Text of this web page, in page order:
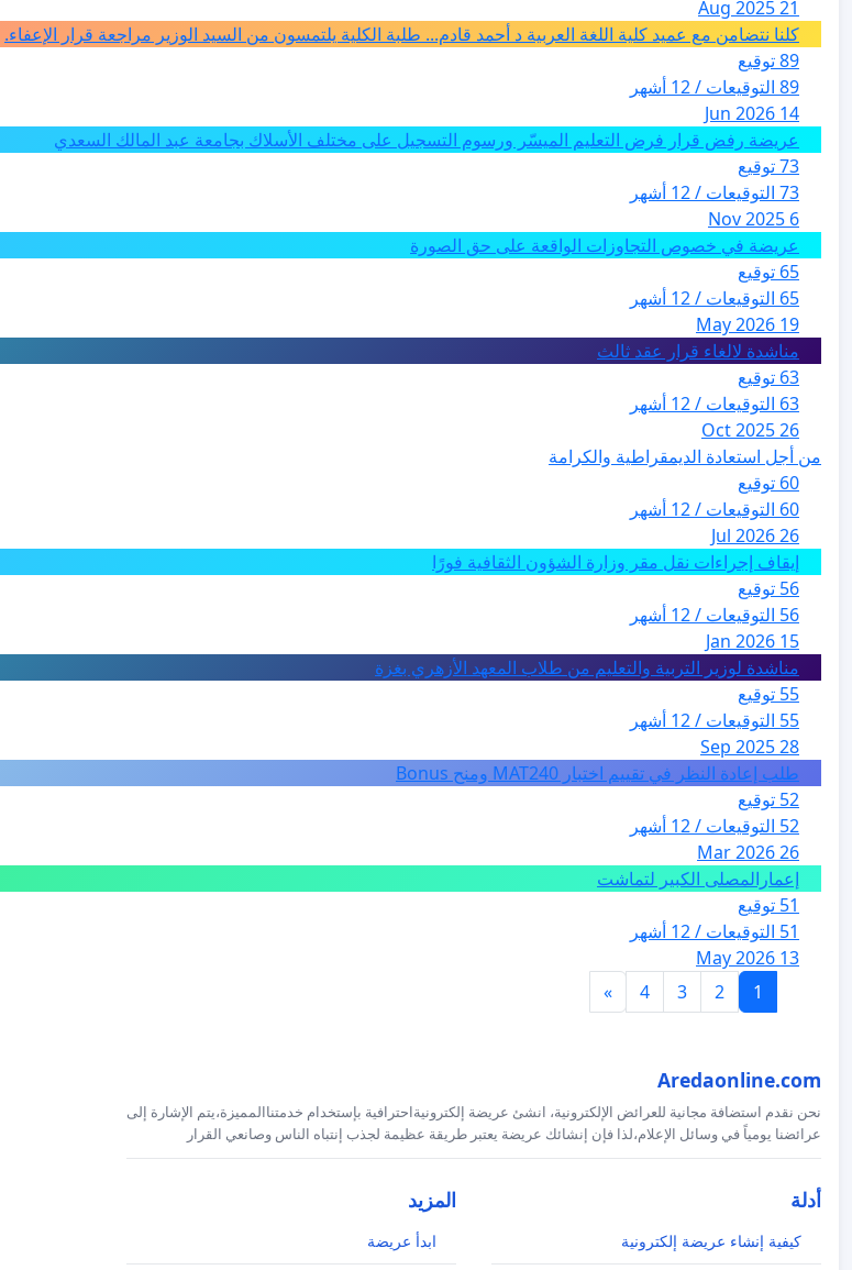
21 Aug 2025
كلنا نتضامن مع عميد كلية اللغة العربية د أحمد قادم... طلبة الكلية يلتمسون من السيد الوزير مراجعة قرار الإعفاء.
89 توقيع
89 التوقيعات / 12 أشهر
14 Jun 2026
عريضة رفض قرار فرض التعليم الميسّر ورسوم التسجيل على مختلف الأسلاك بجامعة عبد المالك السعدي
73 توقيع
73 التوقيعات / 12 أشهر
6 Nov 2025
عريضة في خصوص التجاوزات الواقعة على حق الصورة
65 توقيع
65 التوقيعات / 12 أشهر
19 May 2026
مناشدة لالغاء قرار عقد ثالث
63 توقيع
63 التوقيعات / 12 أشهر
26 Oct 2025
من أجل استعادة الديمقراطية والكرامة
60 توقيع
60 التوقيعات / 12 أشهر
26 Jul 2026
إيقاف إجراءات نقل مقر وزارة الشؤون الثقافية فورًا
56 توقيع
56 التوقيعات / 12 أشهر
15 Jan 2026
مناشدة لوزير التربية والتعليم من طلاب المعهد الأزهري بغزة
55 توقيع
55 التوقيعات / 12 أشهر
28 Sep 2025
طلب إعادة النظر في تقييم اختبار MAT240 ومنح Bonus
52 توقيع
52 التوقيعات / 12 أشهر
26 Mar 2026
إعمارالمصلى الكبير لتماشت
51 توقيع
51 التوقيعات / 12 أشهر
13 May 2026
1
2
3
4
»
Aredaonline.com
نحن نقدم استضافة مجانية للعرائض الإلكترونية، انشئ عريضة إلكترونيةاحترافية بإستخدام خدمتناالمميزة،يتم الإشارة إلى
عرائضنا يومياً في وسائل الإعلام،لذا فإن إنشائك عريضة يعتبر طريقة عظيمة لجذب إنتباه الناس وصانعي القرار
أدلة
كيفية إنشاء عريضة إلكترونية
المزيد
ابدأ عريضة